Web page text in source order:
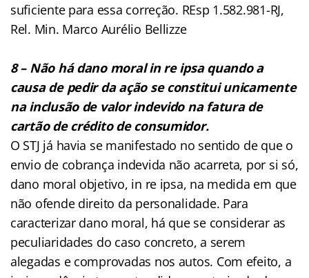
suficiente para essa correção. REsp 1.582.981-RJ,
Rel. Min. Marco Aurélio Bellizze
8 – Não há dano moral in re ipsa quando a
causa de pedir da ação se constitui unicamente
na inclusão de valor indevido na fatura de
cartão de crédito de consumidor.
O STJ já havia se manifestado no sentido de que o
envio de cobrança indevida não acarreta, por si só,
dano moral objetivo, in re ipsa, na medida em que
não ofende direito da personalidade. Para
caracterizar dano moral, há que se considerar as
peculiaridades do caso concreto, a serem
alegadas e comprovadas nos autos. Com efeito, a